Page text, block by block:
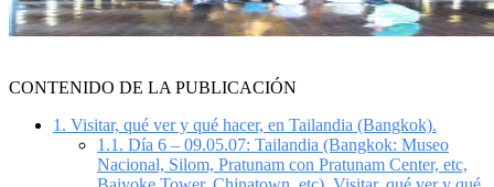
CONTENIDO DE LA PUBLICACIÓN
1. Visitar, qué ver y qué hacer, en Tailandia (Bangkok).
1.1. Día 6 – 09.05.07: Tailandia (Bangkok: Museo
Nacional, Silom, Pratunam con Pratunam Center, etc,